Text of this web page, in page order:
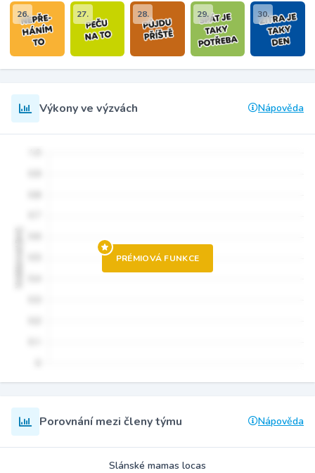
26. 27. 28. 29. 30.
Výkony ve výzvách Nápověda
PRÉMIOVÁ FUNKCE
Porovnání mezi členy týmu Nápověda
Slánské mamas locas